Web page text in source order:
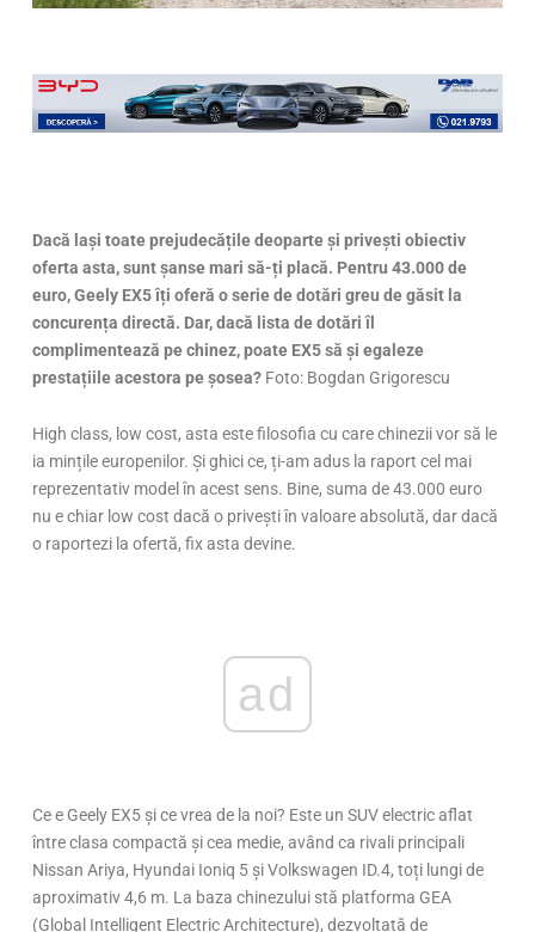
Dacă lași toate prejudecățile deoparte și privești obiectiv
oferta asta, sunt șanse mari să-ți placă. Pentru 43.000 de
euro, Geely EX5 îți oferă o serie de dotări greu de găsit la
concurența directă. Dar, dacă lista de dotări îl
complimentează pe chinez,poate EX5 să și egaleze
prestațiile acestora pe șosea? Foto: Bogdan Grigorescu
High class, low cost, asta este filosofia cu care chinezii vor să le
ia mințile europenilor. Și ghici ce, ți-am adus la raport cel mai
reprezentativ model în acest sens. Bine, suma de 43.000 euro
nu e chiar low cost dacă o privești în valoare absolută, dar dacă
o raportezi la ofertă, fix asta devine.
ad
Ce e Geely EX5 și ce vrea de la noi? Este un SUV electric aflat
între clasa compactă și cea medie, având ca rivali principali
Nissan Ariya, Hyundai Ioniq 5 și Volkswagen ID.4, toți lungi de
aproximativ 4,6 m. La baza chinezului stă platforma GEA
(Global Intelligent Electric Architecture), dezvoltată de